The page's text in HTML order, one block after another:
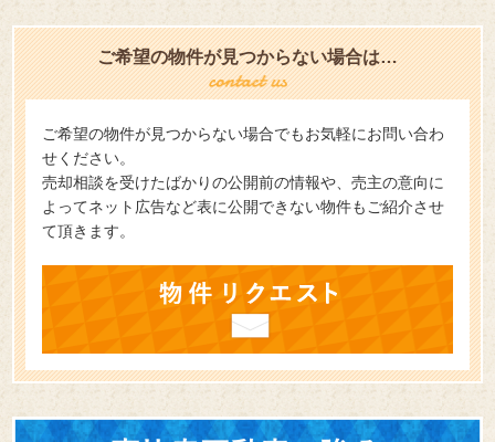
ご希望の物件が見つからない場合は…
ご希望の物件が見つからない場合でもお気軽にお問い合わ
せください。
売却相談を受けたばかりの公開前の情報や、売主の意向に
よってネット広告など表に公開できない物件もご紹介させ
て頂きます。